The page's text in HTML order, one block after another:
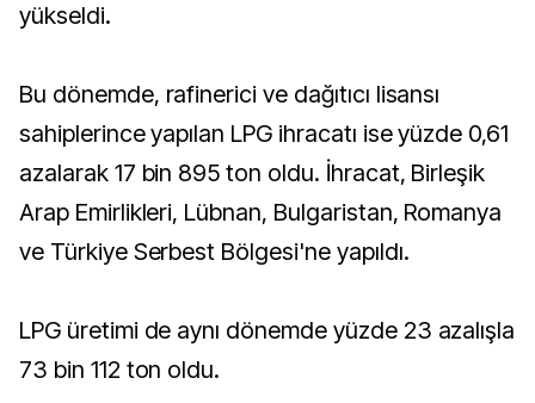
yükseldi.
Bu dönemde, rafinerici ve dağıtıcı lisansı
sahiplerince yapılan LPG ihracatı ise yüzde 0,61
azalarak 17 bin 895 ton oldu. İhracat, Birleşik
Arap Emirlikleri, Lübnan, Bulgaristan, Romanya
ve Türkiye Serbest Bölgesi'ne yapıldı.
LPG üretimi de aynı dönemde yüzde 23 azalışla
73 bin 112 ton oldu.